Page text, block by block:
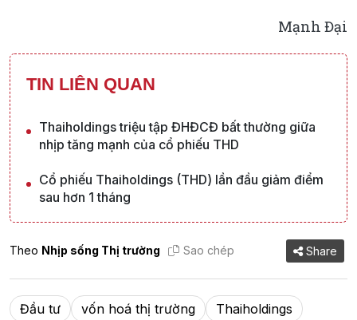
Mạnh Đại
TIN LIÊN QUAN
Thaiholdings triệu tập ĐHĐCĐ bất thường giữa
nhịp tăng mạnh của cổ phiếu THD
Cổ phiếu Thaiholdings (THD) lần đầu giảm điểm
sau hơn 1 tháng
Theo Nhịp sống Thị trường Sao chép Share
Đầu tư vốn hoá thị trường Thaiholdings